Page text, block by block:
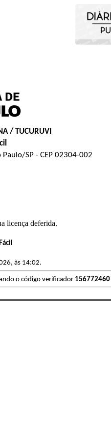
/ TUCURUVI
SP - CEP 02304-002
licença deferida.
às 14:02.
o código verificador 156772460